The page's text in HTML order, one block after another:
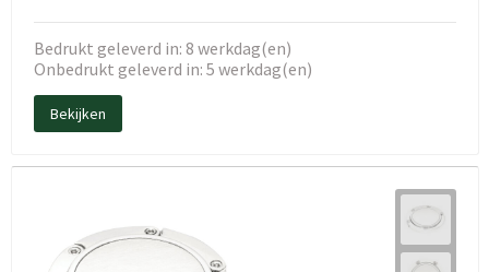
Bedrukt geleverd in: 8 werkdag(en)
Onbedrukt geleverd in: 5 werkdag(en)
Bekijken